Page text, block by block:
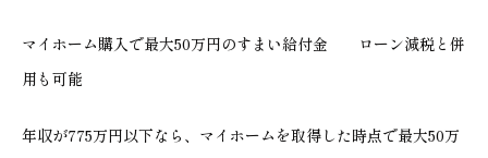
マイホーム購入で最大50万円のすまい給付金 ローン減税と併
用も可能
年収が775万円以下なら、マイホームを取得した時点で最大50万